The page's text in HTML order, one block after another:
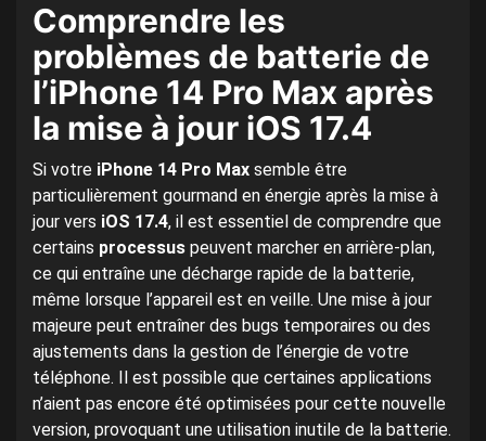
Comprendre les
problèmes de batterie de
l’iPhone 14 Pro Max après
la mise à jour iOS 17.4
Si votre iPhone 14 Pro Max semble être
particulièrement gourmand en énergie après la mise à
jour vers iOS 17.4, il est essentiel de comprendre que
certains processus peuvent marcher en arrière-plan,
ce qui entraîne une décharge rapide de la batterie,
même lorsque l’appareil est en veille. Une mise à jour
majeure peut entraîner des bugs temporaires ou des
ajustements dans la gestion de l’énergie de votre
téléphone. Il est possible que certaines applications
n’aient pas encore été optimisées pour cette nouvelle
version, provoquant une utilisation inutile de la batterie.